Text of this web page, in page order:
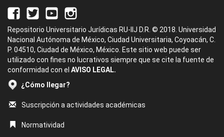
Repositorio Universitario Jurídicas RU-IIJ D.R. © 2018. Universidad
Nacional Autónoma de México, Ciudad Universitaria, Coyoacán, C.
P. 04510, Ciudad de México, México. Este sitio web puede ser
utilizado con fines no lucrativos siempre que se cite la fuente de
conformidad con el AVISO LEGAL.
¿Cómo llegar?
Suscripción a actividades académicas
Normatividad